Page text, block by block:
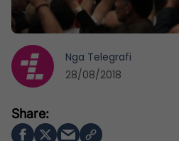
Nga Telegrafi
28/08/2018